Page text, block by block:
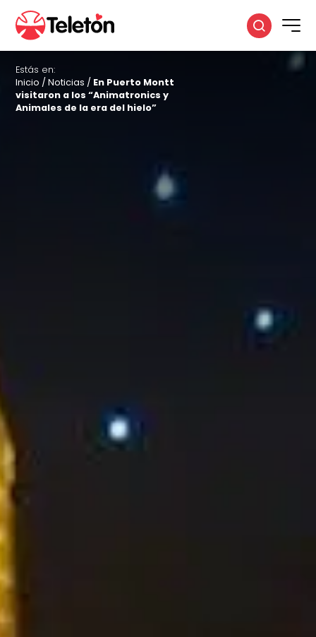
Estás en:
Inicio /Noticias / En Puerto Montt
visitaron a los “Animatronics y
Animales de la era del hielo”